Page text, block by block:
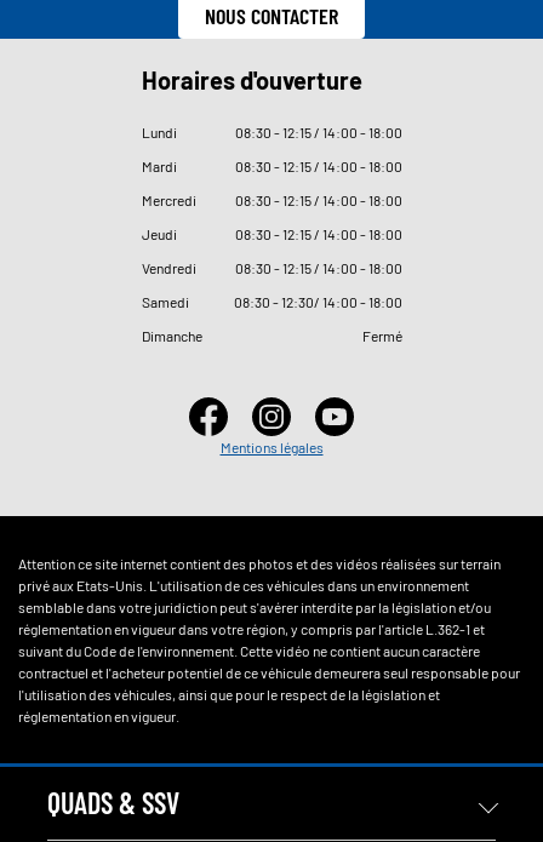
NOUS CONTACTER
Horaires d'ouverture
Lundi 08:30 - 12:15 / 14:00 - 18:00
Mardi
08:30 - 12:15 / 14:00 - 18:00
Mercredi
08:30 - 12:15 / 14:00 - 18:00
Jeudi
08:30 - 12:15 / 14:00 - 18:00
Vendredi
08:30 - 12:15 / 14:00 - 18:00
Samedi
08:30 - 12:30/ 14:00 - 18:00
Dimanche
Fermé
Mentions légales
Attention ce site internet contient des photos et des vidéos réalisées sur terrain
privé aux Etats-Unis. L'utilisation de ces véhicules dans un environnement
semblable dans votre juridiction peut s'avérer interdite par la législation et/ou
réglementation en vigueur dans votre région, y compris par l'article L.362-1 et
suivant du Code de l'environnement. Cette vidéo ne contient aucun caractère
contractuel et l'acheteur potentiel de ce véhicule demeurera seul responsable pour
l'utilisation des véhicules, ainsi que pour le respect de la législation et
réglementation en vigueur.
QUADS & SSV